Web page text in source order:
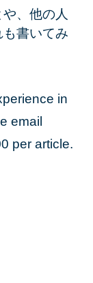
、他の人
書いてみ
in
email
per article.